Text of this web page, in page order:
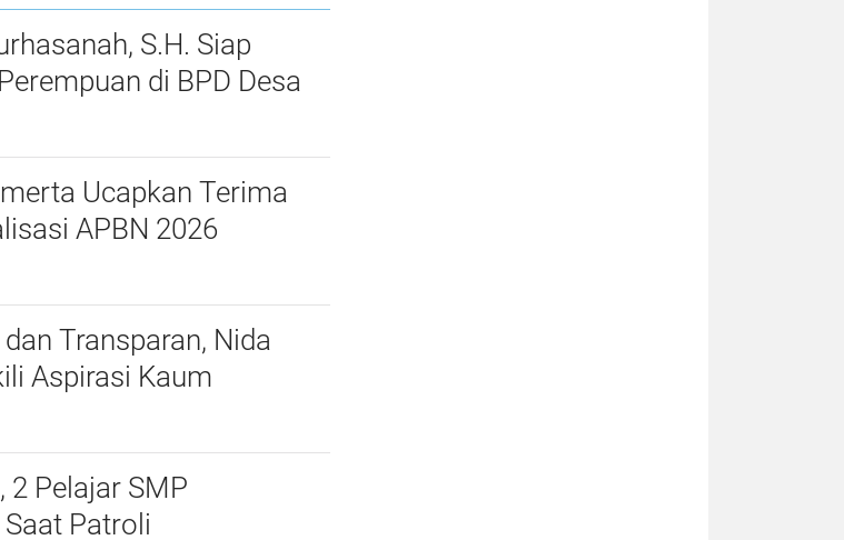
KDM Tinjau Layanan SPMB di Bandung, Pastikan Aduan Masyarakat Ditangani dan Pelanggaran Ditindak
S.H. Siap
di BPD Desa
Ucapkan Terima
APBN 2026
Baru
Transparan, Nida
Aspirasi Kaum
Tegalsawah
2 Pelajar SMP
Patroli